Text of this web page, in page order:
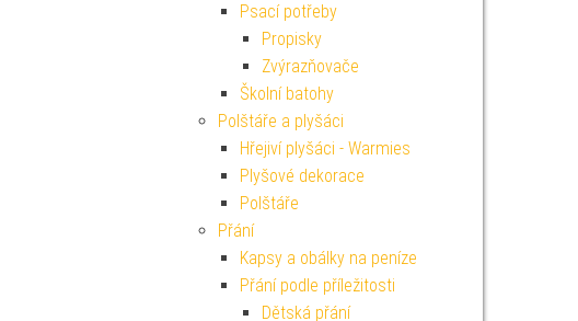
Psací potřeby
Propisky
Zvýrazňovače
Školní batohy
Polštáře a plyšáci
Hřejiví plyšáci - Warmies
Plyšové dekorace
Polštáře
Přání
Kapsy a obálky na peníze
Přání podle příležitosti
Dětská přání